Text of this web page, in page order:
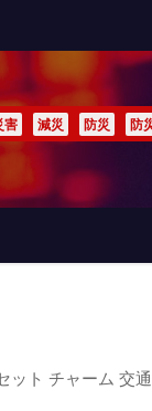
害 減災 防災 防
ト チャーム 交